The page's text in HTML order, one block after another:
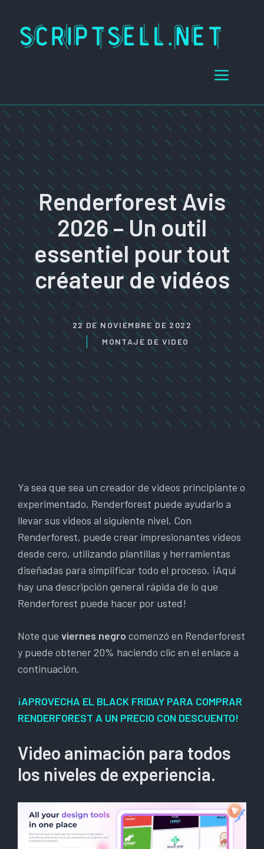
contenido
Menú
Renderforest Avis
2026 – Un outil
essentiel pour tout
créateur de vidéos
22 DE NOVIEMBRE DE 2022
MONTAJE DE VIDEO
Ya sea que sea un creador de videos principiante o
experimentado, Renderforest puede ayudarlo a
llevar sus videos al siguiente nivel. Con
Renderforest, puede crear impresionantes videos
desde cero, utilizando plantillas y herramientas
diseñadas para simplificar todo el proceso. ¡Aquí
hay una descripción general rápida de lo que
Renderforest puede hacer por usted!
Note que viernes negro comenzó en Renderforest
y puede obtener 20% haciendo clic en el enlace a
continuación.
¡APROVECHA EL BLACK FRIDAY PARA COMPRAR
RENDERFOREST A UN PRECIO CON DESCUENTO!
Video animación para todos
los niveles de experiencia.